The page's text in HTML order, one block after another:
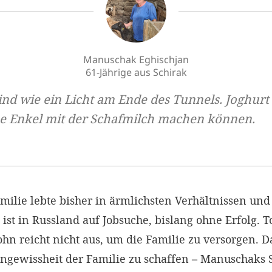
wie ein Licht am Ende des Tunnels.
Enkel mit der Schafmilch machen können.
Manuschak Eghischjan
61-Jährige aus Schirak
lebte bisher in ärmlichsten Verhältnissen
in Russland auf Jobsuche, bislang ohne Erfolg.
reicht nicht aus, um die Familie zu versorgen.
der Familie zu schaffen – Manuschaks